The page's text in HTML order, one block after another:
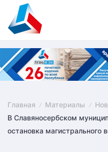
content
Главная Материалы
В Славяносербском
остановка магистрального